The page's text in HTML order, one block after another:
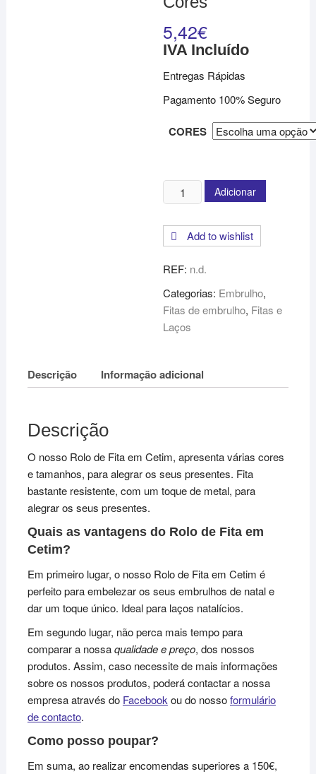
5,42€
IVA Incluído
Entregas Rápidas
Pagamento 100% Seguro
CORES
Quantidade
de
de
em
Cetim
-
20mm
-
Várias
Adicionar
Add to wishlist
REF: n.d.
Categorias: Embrulho,
Fitas de embrulho, Fitas e
Laços
Descrição Informação adicional
Descrição
O nosso Rolo de Fita em Cetim, apresenta várias cores
e tamanhos, para alegrar os seus presentes. Fita
bastante resistente, com um toque de metal, para
alegrar os seus presentes.
Quais as vantagens do Rolo de Fita em
Cetim?
Em primeiro lugar, o nosso Rolo de Fita em Cetim é
perfeito para embelezar os seus embrulhos de natal e
dar um toque único. Ideal para laços natalícios.
Em segundo lugar, não perca mais tempo para
comparar a nossaqualidade e preço, dos nossos
produtos. Assim, caso necessite de mais informações
sobre os nossos produtos, poderá contactar a nossa
empresa através do Facebookou do nossoformulário
de contacto.
Como posso poupar?
Em suma, ao realizar encomendas superiores a 150€,